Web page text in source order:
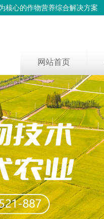
核心的作物营养综合解决方案
网站首页